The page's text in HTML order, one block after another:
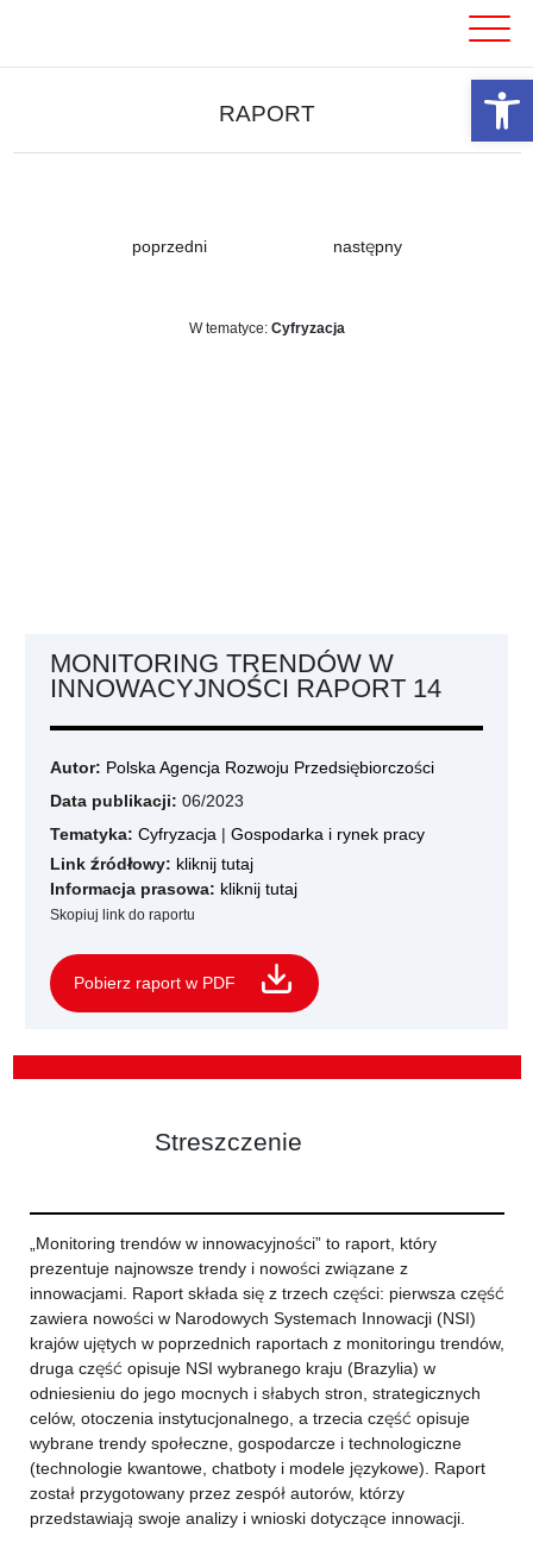
RAPORT
poprzedni następny
W tematyce: Cyfryzacja
MONITORING TRENDÓW W
INNOWACYJNOŚCI RAPORT 14
Autor: Polska Agencja Rozwoju Przedsiębiorczości
Data publikacji: 06/2023
Tematyka: Cyfryzacja | Gospodarka i rynek pracy
Link źródłowy: kliknij tutaj
Informacja prasowa: kliknij tutaj
Skopiuj link do raportu
Pobierz raport w PDF
Streszczenie
„Monitoring trendów w innowacyjności” to raport, który
prezentuje najnowsze trendy i nowości związane z
innowacjami. Raport składa się z trzech części: pierwsza część
zawiera nowości w Narodowych Systemach Innowacji (NSI)
krajów ujętych w poprzednich raportach z monitoringu trendów,
druga część opisuje NSI wybranego kraju (Brazylia) w
odniesieniu do jego mocnych i słabych stron, strategicznych
celów, otoczenia instytucjonalnego, a trzecia część opisuje
wybrane trendy społeczne, gospodarcze i technologiczne
(technologie kwantowe, chatboty i modele językowe). Raport
został przygotowany przez zespół autorów, którzy
przedstawiają swoje analizy i wnioski dotyczące innowacji.